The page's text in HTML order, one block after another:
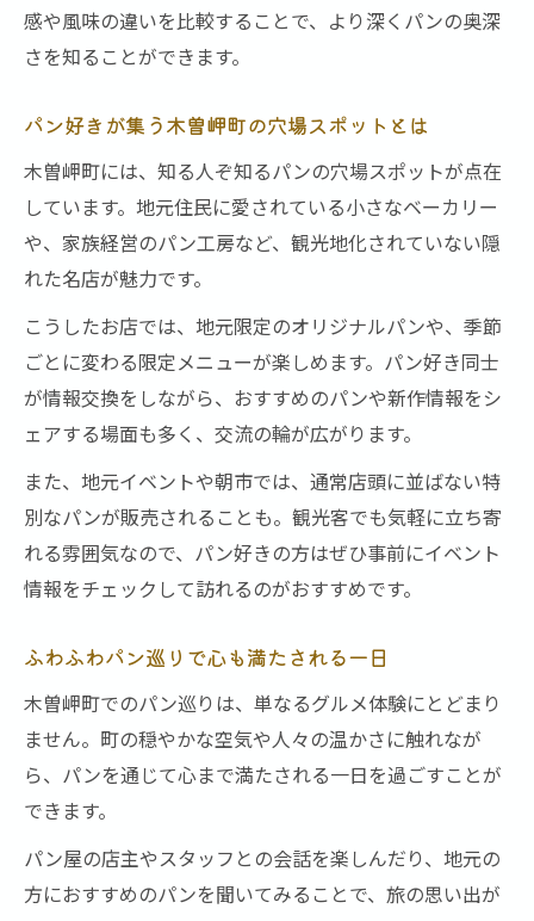
感や風味の違いを比較することで、より深くパンの奥深
さを知ることができます。
パン好きが集う木曽岬町の穴場スポットとは
木曽岬町には、知る人ぞ知るパンの穴場スポットが点在
しています。地元住民に愛されている小さなベーカリー
や、家族経営のパン工房など、観光地化されていない隠
れた名店が魅力です。
こうしたお店では、地元限定のオリジナルパンや、季節
ごとに変わる限定メニューが楽しめます。パン好き同士
が情報交換をしながら、おすすめのパンや新作情報をシ
ェアする場面も多く、交流の輪が広がります。
また、地元イベントや朝市では、通常店頭に並ばない特
別なパンが販売されることも。観光客でも気軽に立ち寄
れる雰囲気なので、パン好きの方はぜひ事前にイベント
情報をチェックして訪れるのがおすすめです。
ふわふわパン巡りで心も満たされる一日
木曽岬町でのパン巡りは、単なるグルメ体験にとどまり
ません。町の穏やかな空気や人々の温かさに触れなが
ら、パンを通じて心まで満たされる一日を過ごすことが
できます。
パン屋の店主やスタッフとの会話を楽しんだり、地元の
方におすすめのパンを聞いてみることで、旅の思い出が